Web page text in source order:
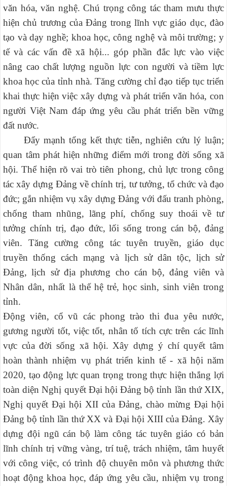
văn hóa, văn nghệ. Chú trọng công tác tham mưu thực
hiện chủ trương của Đảng trong lĩnh vực giáo dục, đào
tạo và dạy nghề; khoa học, công nghệ và môi trường; y
tế và các vấn đề xã hội... góp phần đắc lực vào việc
nâng cao chất lượng nguồn lực con người và tiềm lực
khoa học của tỉnh nhà. Tăng cường chỉ đạo tiếp tục triển
khai thực hiện việc xây dựng và phát triển văn hóa, con
người Việt Nam đáp ứng yêu cầu phát triển bền vững
đất nước.
Đẩy mạnh tổng kết thực tiễn, nghiên cứu lý luận;
quan tâm phát hiện những điểm mới trong đời sống xã
hội.Thể hiện rõ vai trò tiên phong, chủ lực trong công
tác xây dựng Đảng về chính trị, tư tưởng, tổ chức và đạo
đức; gắn nhiệm vụ xây dựng Đảng với đấu tranh phòng,
chống tham nhũng, lãng phí, chống suy thoái về tư
tưởng chính trị, đạo đức, lối sống trong cán bộ, đảng
viên. Tăng cường công tác tuyên truyền, giáo dục
truyền thống cách mạng và lịch sử dân tộc, lịch sử
Đảng, lịch sử địa phương cho cán bộ, đảng viên và
Nhân dân, nhất là thế hệ trẻ, học sinh, sinh viên trong
tỉnh.
Động viên, cổ vũ các phong trào thi đua yêu nước,
gương người tốt, việc tốt, nhân tố tích cực trên các lĩnh
vực của đời sống xã hội. Xây dựng ý chí quyết tâm
hoàn thành nhiệm vụ phát triển kinh tế - xã hội năm
2020, tạo động lực quan trọng trong thực hiện thắng lợi
toàn diện Nghị quyết Đại hội Đảng bộ tỉnh lần thứ XIX,
Nghị quyết Đại hội XII của Đảng, chào mừng Đại hội
Đảng bộ tỉnh lần thứ XX và Đại hội XIII của Đảng. Xây
dựng đội ngũ cán bộ làm công tác tuyên giáo có bản
lĩnh chính trị vững vàng, trí tuệ, trách nhiệm, tâm huyết
với công việc, có trình độ chuyên môn và phương thức
hoạt động khoa học,đáp ứng yêu cầu, nhiệm vụ trong